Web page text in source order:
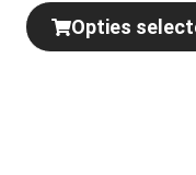
Opties